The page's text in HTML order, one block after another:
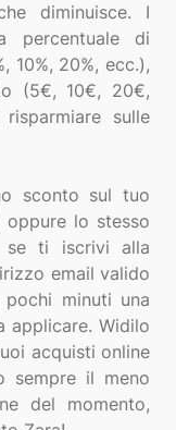
diminuisce. I
di
10%, 20%, ecc.),
(5€, 10€, 20€,
sulle
sconto sul tuo
oppure lo stesso
ti iscrivi alla
email valido
minuti una
applicare. Widilo
acquisti online
sempre il meno
del momento,